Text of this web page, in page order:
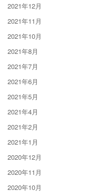
2021年12月
2021年11月
2021年10月
2021年8月
2021年7月
2021年6月
2021年5月
2021年4月
2021年2月
2021年1月
2020年12月
2020年11月
2020年10月